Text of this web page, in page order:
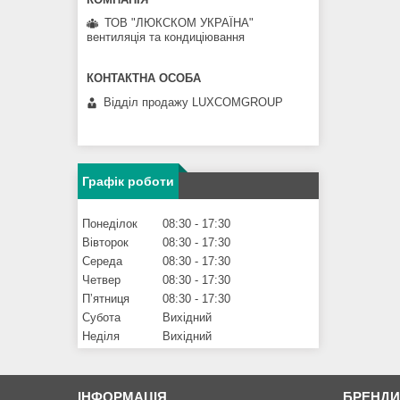
ТОВ "ЛЮКСКОМ УКРАЇНА"
вентиляція та кондиціювання
Відділ продажу LUXCOMGROUP
Графік роботи
Понеділок 08:30
17:30
Вівторок
08:30
17:30
Середа
08:30
17:30
Четвер
08:30
17:30
Пʼятниця
08:30
17:30
Субота
Вихідний
Неділя
Вихідний
ІНФОРМАЦІЯ БРЕНДИ